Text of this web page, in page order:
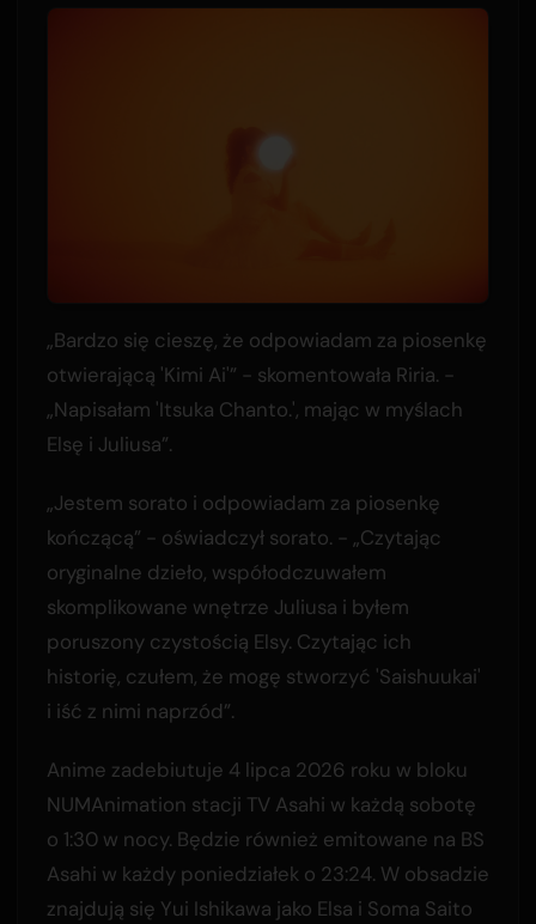
„Bardzo się cieszę, że odpowiadam za piosenkę
otwierającą 'Kimi Ai'” - skomentowała Riria. -
„Napisałam 'Itsuka Chanto.', mając w myślach
Elsę i Juliusa”.
„Jestem sorato i odpowiadam za piosenkę
kończącą” - oświadczył sorato. - „Czytając
oryginalne dzieło, współodczuwałem
skomplikowane wnętrze Juliusa i byłem
poruszony czystością Elsy. Czytając ich
historię, czułem, że mogę stworzyć 'Saishuukai'
i iść z nimi naprzód”.
Anime zadebiutuje 4 lipca 2026 roku w bloku
NUMAnimation stacji TV Asahi w każdą sobotę
o 1:30 w nocy. Będzie również emitowane na BS
Asahi w każdy poniedziałek o 23:24. W obsadzie
znajdują się Yui Ishikawa jako Elsa i Soma Saito